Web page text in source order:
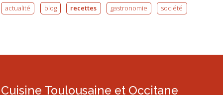
actualité
blog recettes gastronomie société
Cuisine Toulousaine et Occitane